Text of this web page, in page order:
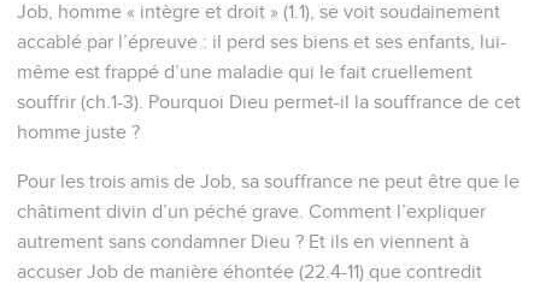
Job, homme « intègre et droit » (1.1), se voit soudainement
accablé par l’épreuve : il perd ses biens et ses enfants, lui-
même est frappé d’une maladie qui le fait cruellement
souffrir (ch.1-3). Pourquoi Dieu permet-il la souffrance de cet
homme juste ?
Pour les trois amis de Job, sa souffrance ne peut être que le
châtiment divin d’un péché grave. Comment l’expliquer
autrement sans condamner Dieu ? Et ils en viennent à
accuser Job de manière éhontée (22.4-11) que contredit